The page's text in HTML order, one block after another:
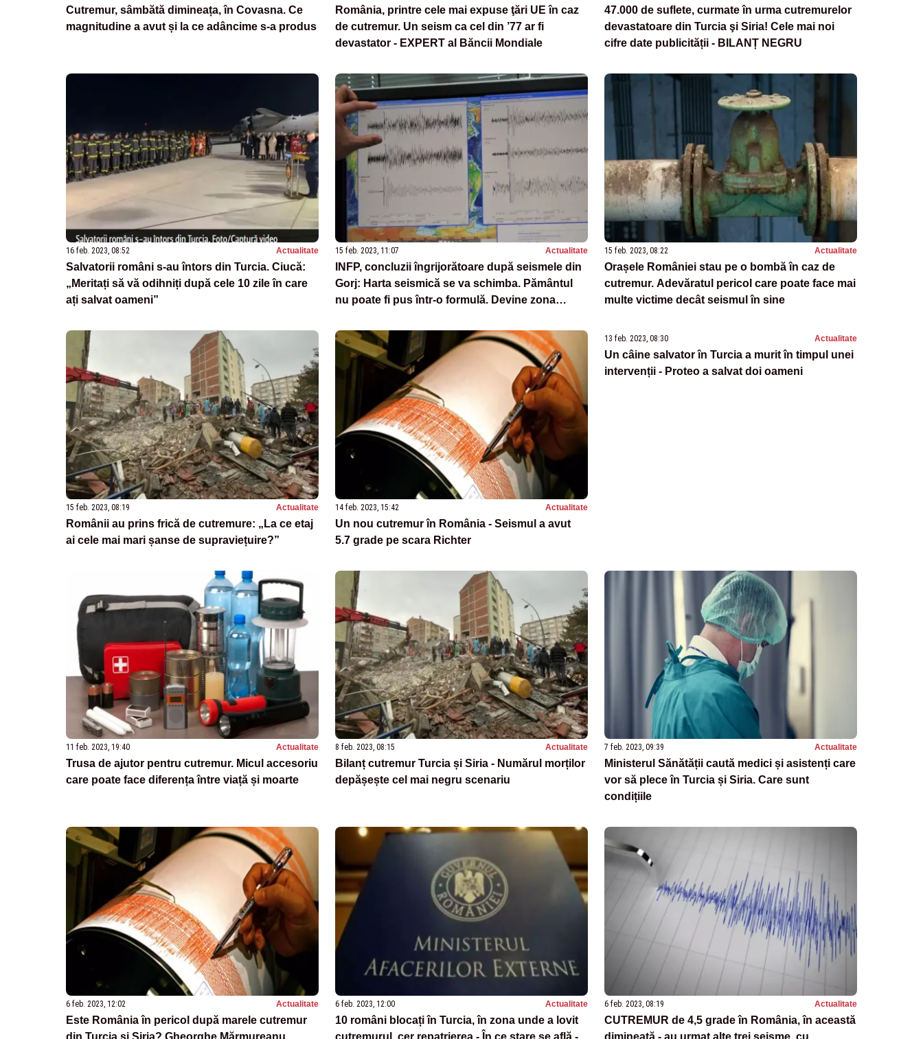
Cutremur, sâmbătă dimineața, în Covasna. Ce
magnitudine a avut și la ce adâncime s-a produs
România, printre cele mai expuse ţări UE în caz
de cutremur. Un seism ca cel din ’77 ar fi
devastator - EXPERT al Băncii Mondiale
47.000 de suflete, curmate în urma cutremurelor
devastatoare din Turcia şi Siria! Cele mai noi
cifre date publicității - BILANȚ NEGRU
16 feb. 2023, 08:52 Actualitate
Salvatorii români s-au întors din Turcia. Ciucă:
„Meritați să vă odihniți după cele 10 zile în care
ați salvat oameni”
15 feb. 2023, 11:07 Actualitate
INFP, concluzii îngrijorătoare după seismele din
Gorj: Harta seismică se va schimba. Pământul
nu poate fi pus într-o formulă. Devine zona
15 feb. 2023, 08:22 Actualitate
Orașele României stau pe o bombă în caz de
cutremur. Adevăratul pericol care poate face mai
multe victime decât seismul în sine
15 feb. 2023, 08:19 Actualitate
Românii au prins frică de cutremure: „La ce etaj
ai cele mai mari șanse de supraviețuire?”
14 feb. 2023, 15:42 Actualitate
Un nou cutremur în România - Seismul a avut
5.7 grade pe scara Richter
13 feb. 2023, 08:30 Actualitate
Un câine salvator în Turcia a murit în timpul unei
intervenții - Proteo a salvat doi oameni
11 feb. 2023, 19:40 Actualitate
Trusa de ajutor pentru cutremur. Micul accesoriu
care poate face diferența între viață și moarte
8 feb. 2023, 08:15 Actualitate
Bilanț cutremur Turcia și Siria - Numărul morților
depășește cel mai negru scenariu
7 feb. 2023, 09:39 Actualitate
Ministerul Sănătății caută medici și asistenți care
vor să plece în Turcia și Siria. Care sunt
condițiile
6 feb. 2023, 12:02 Actualitate
Este România în pericol după marele cutremur
din Turcia și Siria? Gheorghe Mărmureanu
6 feb. 2023, 12:00 Actualitate
10 români blocați în Turcia, în zona unde a lovit
cutremurul, cer repatrierea - În ce stare se află -
6 feb. 2023, 08:19 Actualitate
CUTREMUR de 4,5 grade în România, în această
dimineață - au urmat alte trei seisme, cu